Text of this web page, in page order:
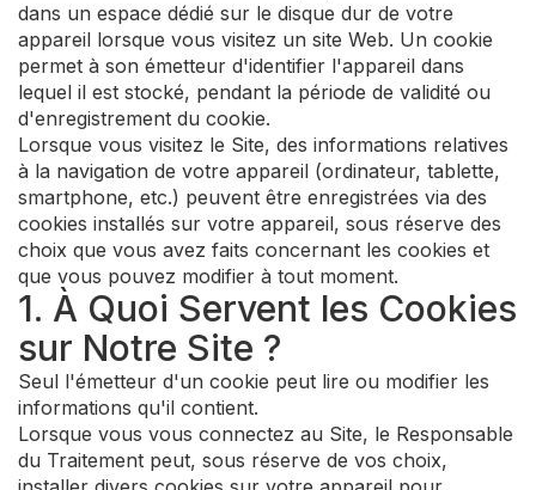
dans un espace dédié sur le disque dur de votre
appareil lorsque vous visitez un site Web. Un cookie
permet à son émetteur d'identifier l'appareil dans
lequel il est stocké, pendant la période de validité ou
d'enregistrement du cookie.
Lorsque vous visitez le Site, des informations relatives
à la navigation de votre appareil (ordinateur, tablette,
smartphone, etc.) peuvent être enregistrées via des
cookies installés sur votre appareil, sous réserve des
choix que vous avez faits concernant les cookies et
que vous pouvez modifier à tout moment.
1. À Quoi Servent les Cookies
sur Notre Site ?
Seul l'émetteur d'un cookie peut lire ou modifier les
informations qu'il contient.
Lorsque vous vous connectez au Site, le Responsable
du Traitement peut, sous réserve de vos choix,